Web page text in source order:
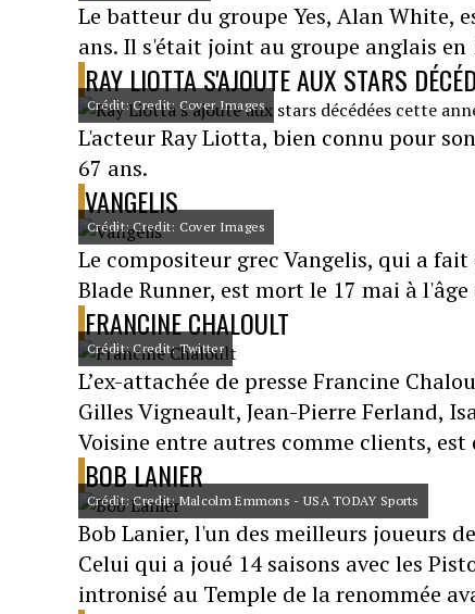
Le batteur du groupe Yes, Alan White,
ans. Il s'était joint au groupe anglais en
RAY LIOTTA S'AJOUTE AUX STARS
Crédit: Credit: Cover Images
L'acteur Ray Liotta, bien connu pour
67 ans.
VANGELIS
Crédit: Credit: Cover Images
Le compositeur grec Vangelis, qui a
Blade Runner, est mort le 17 mai à l'âge
FRANCINE CHALOULT
Crédit: Credit: Twitter
L’ex-attachée de presse Francine
Gilles Vigneault, Jean-Pierre Ferland,
Voisine entre autres comme clients, est
BOB LANIER
Crédit: Credit: Malcolm Emmons - USA TODAY Sports
Bob Lanier, l'un des meilleurs joueurs
Celui qui a joué 14 saisons avec les
intronisé au Temple de la renommée